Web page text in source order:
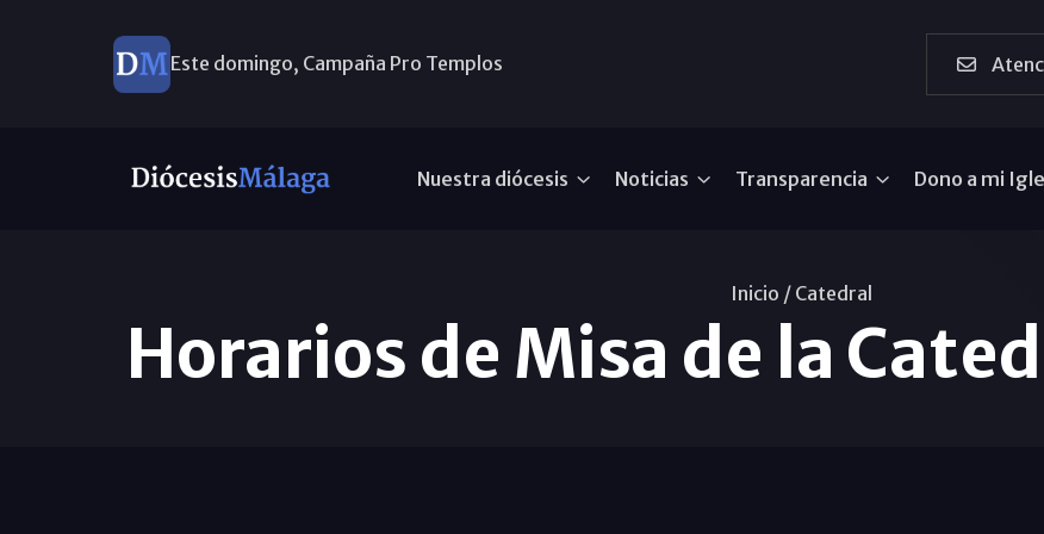
Este domingo, Campaña Pro Templos
Nuestra diócesis Noticias Transparencia Dono a mi
Inicio / Catedral
Horarios de Misa de la